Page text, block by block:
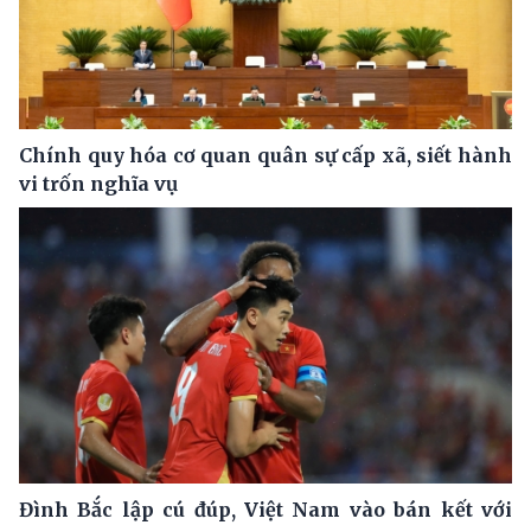
Chính quy hóa cơ quan quân sự cấp xã, siết hành
vi trốn nghĩa vụ
Đình Bắc lập cú đúp, Việt Nam vào bán kết với